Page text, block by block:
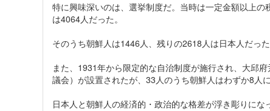
特に興味深いのは、選挙制度だ。当時は一定金額以上
は4064人だった。
そのうち朝鮮人は1446人、残りの2618人は日本人だった
また、1931年から限定的な自治制度が施行され、大邱
議会）が設置されたが、33人のうち朝鮮人はわずか8人
日本人と朝鮮人の経済的・政治的な格差が浮き彫りにな